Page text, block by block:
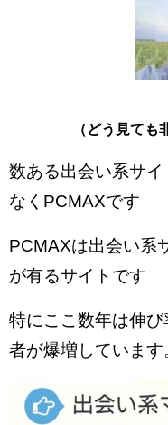
（どう見ても
数ある出会い系サ
なくPCMAXです
PCMAXは出会い系
が有るサイトです
特にここ数年は伸
者が爆増しています